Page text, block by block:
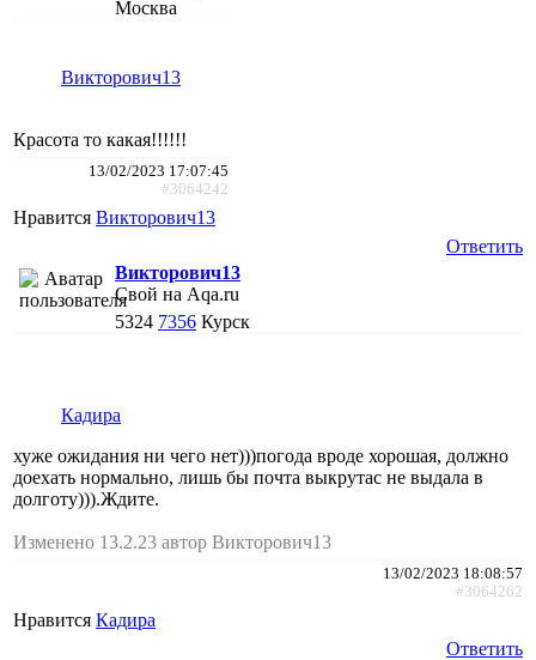
Москва
Викторович13
Красота то какая!!!!!!
13/02/2023 17:07:45
#3064242
Нравится Викторович13
Ответить
Викторович13
Свой на Aqa.ru
5324 7356 Курск
Кадира
хуже ожидания ни чего нет)))погода вроде хорошая, должно
доехать нормально, лишь бы почта выкрутас не выдала в
долготу))).Ждите.
Изменено 13.2.23 автор Викторович13
13/02/2023 18:08:57
#3064262
Нравится Кадира
Ответить